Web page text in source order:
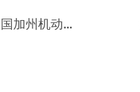
国加州机动…